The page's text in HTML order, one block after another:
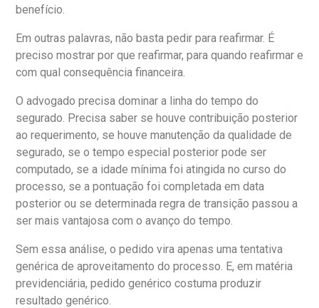
benefício.
Em outras palavras, não basta pedir para reafirmar. É
preciso mostrar por que reafirmar, para quando reafirmar e
com qual consequência financeira.
O advogado precisa dominar a linha do tempo do
segurado. Precisa saber se houve contribuição posterior
ao requerimento, se houve manutenção da qualidade de
segurado, se o tempo especial posterior pode ser
computado, se a idade mínima foi atingida no curso do
processo, se a pontuação foi completada em data
posterior ou se determinada regra de transição passou a
ser mais vantajosa com o avanço do tempo.
Sem essa análise, o pedido vira apenas uma tentativa
genérica de aproveitamento do processo. E, em matéria
previdenciária, pedido genérico costuma produzir
resultado genérico.